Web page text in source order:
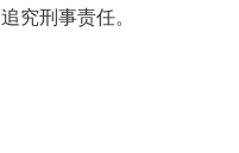
究刑事责任。